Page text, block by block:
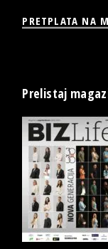
PRETPLATA NA
Prelistaj